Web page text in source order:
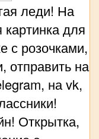
леди! На
для
с розочками,
отправить на
на vk,
Открытка,